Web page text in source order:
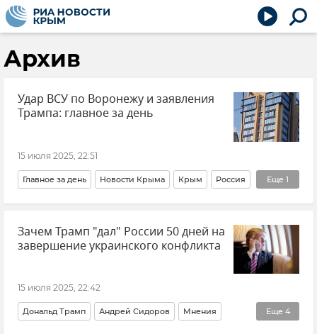
Архив
Удар ВСУ по Воронежу и заявления
Трампа: главное за день
15 июля 2025, 22:51
Еще 1
Главное за день Новости Крыма Крым Россия
Новости
Зачем Трамп "дал" России 50 дней на
завершение украинского конфликта
15 июля 2025, 22:42
Еще 4
Дональд Трамп Андрей Сидоров Мнения